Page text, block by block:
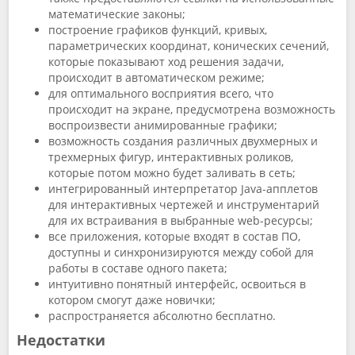
математические законы;
построение графиков функций, кривых,
параметрических координат, конических сечений,
которые показывают ход решения задачи,
происходит в автоматическом режиме;
для оптимального восприятия всего, что
происходит на экране, предусмотрена возможность
воспроизвести анимированные графики;
возможность создания различных двухмерных и
трехмерных фигур, интерактивных роликов,
которые потом можно будет заливать в сеть;
интегрированный интерпретатор Java-апплетов
для интерактивных чертежей и инструментарий
для их встраивания в выбранные web-ресурсы;
все приложения, которые входят в состав ПО,
доступны и синхронизируются между собой для
работы в составе одного пакета;
интуитивно понятный интерфейс, освоиться в
котором смогут даже новички;
распространяется абсолютно бесплатно.
Недостатки